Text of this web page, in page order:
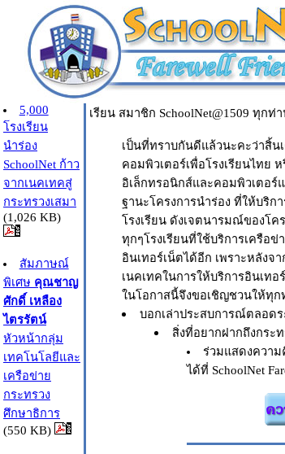
5,000
โรงเรียน
นำร่อง
SchoolNet ก้าว
จากเนคเทคสู่
กระทรวงเสมา
(1,026 KB)
สัมภาษณ์
พิเศษ คุณชาญ
ศักดิ์ เหลือง
ไตรรัตน์
หัวหน้ากลุ่ม
เทคโนโลยีและ
เครือข่าย
กระทรวง
ศึกษาธิการ
(550 KB)
เรียน สมาชิก SchoolNet@1509 ทุกท่
เป็นที่ทราบกันดีแล้วนะคะว่าสิ้น
คอมพิวเตอร์เพื่อโรงเรียนไทย
อิเล็กทรอนิกส์และคอมพิวเตอร์
ฐานะโครงการนำร่อง ที่ให้บริก
โรงเรียน ดังเจตนารมณ์ของโ
ทุกๆโรงเรียนที่ใช้บริการเครือ
อินเทอร์เน็ตได้อีก เพราะหลังจ
เนคเทคในการให้บริการอินเท
ในโอกาสนี้จึงขอเชิญชวนให้ทุ
บอกเล่าประสบการณ์ตลอดร
สิ่งที่อยากฝากถึงกระ
ร่วมแสดงควา
ได้ที่ SchoolNet